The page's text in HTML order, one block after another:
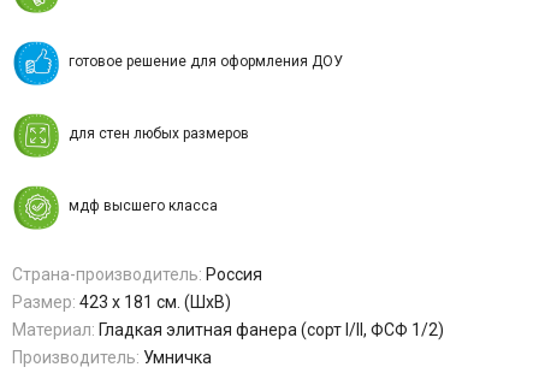
готовое решение для оформления ДОУ
для стен любых размеров
мдф высшего класса
Страна-производитель: Россия
Размер: 423 х 181 см. (ШхВ)
Материал: Гладкая элитная фанера (сорт I/II, ФСФ 1/2)
Производитель: Умничка